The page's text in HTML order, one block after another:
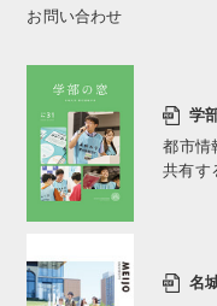
お問い合わせ
学
都市情
共有す
名